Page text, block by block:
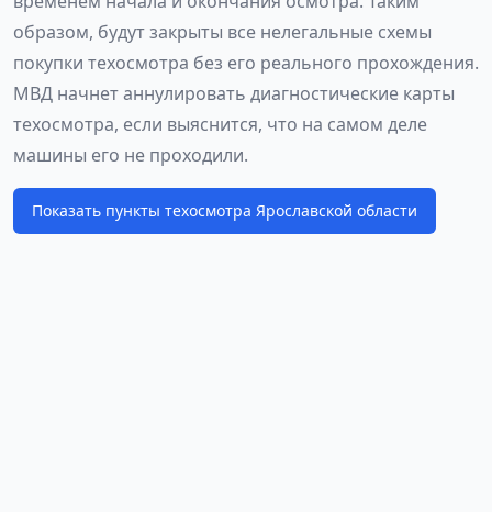
образом, будут закрыты все нелегальные схемы
покупки техосмотра без его реального прохождения.
МВД начнет аннулировать диагностические карты
техосмотра, если выяснится, что на самом деле
машины его не проходили.
Показать пункты техосмотра Ярославской области